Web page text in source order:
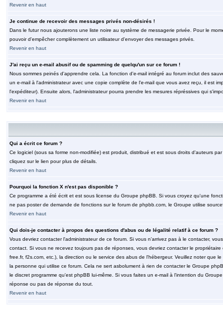
Revenir en haut
Je continue de recevoir des messages privés non-désirés !
Dans le futur nous ajouterons une liste noire au système de messagerie privée. Pour le
pouvoir d'empêcher complètement un utilisateur d'envoyer des messages privés.
Revenir en haut
J'ai reçu un e-mail abusif ou de spamming de quelqu'un sur ce forum !
Nous sommes peinés d'apprendre cela. La fonction d'e-mail intégré au forum inclut des
un e-mail à l'administrateur avec une copie complète de l'e-mail que vous avez reçu, il est
l'expéditeur). Ensuite alors, l'administrateur pourra prendre les mesures répréssives qui
Revenir en haut
Qui a écrit ce forum ?
Ce logiciel (sous sa forme non-modifiée) est produit, distribué et est sous droits d'auteurs
cliquez sur le lien pour plus de détails.
Revenir en haut
Pourquoi la fonction X n'est pas disponible ?
Ce programme a été écrit et est sous license du Groupe phpBB. Si vous croyez qu'une
ne pas poster de demande de fonctions sur le forum de phpbb.com, le Groupe utilise
Revenir en haut
Qui dois-je contacter à propos des questions d'abus ou de légalité relatif à ce forum ?
Vous devriez contacter l'administrateur de ce forum. Si vous n'arrivez pas à le contacter,
contact. Si vous ne recevez toujours pas de réponses, vous devriez contacter le
free.fr, f2s.com, etc.), la direction ou le service des abus de l'hébergeur. Veuillez noter
la personne qui utilise ce forum. Cela ne sert asbolument à rien de contacter le Groupe
le discret programme qu'est phpBB lui-même. Si vous faites un e-mail à l'intention du
réponse ou pas de réponse du tout.
Revenir en haut